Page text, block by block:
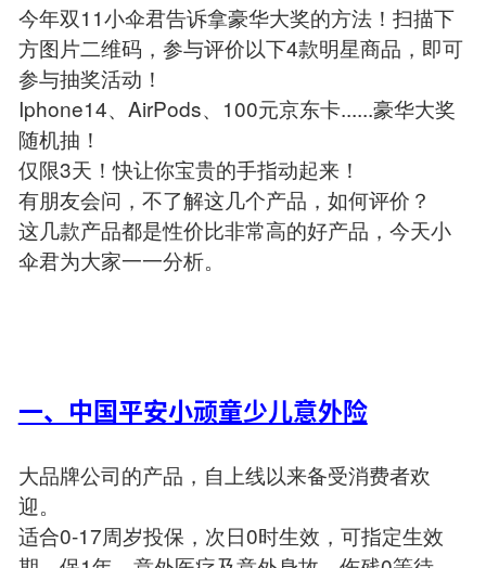
今年双11小伞君告诉拿豪华大奖的方法！扫描下
方图片二维码，参与评价以下4款明星商品，即可
参与抽奖活动！
Iphone14、AirPods、100元京东卡......豪华大奖
随机抽！
仅限3天！快让你宝贵的手指动起来！
有朋友会问，不了解这几个产品，如何评价？
这几款产品都是性价比非常高的好产品，今天小
伞君为大家一一分析。
一、中国平安小顽童少儿意外险
大品牌公司的产品，自上线以来备受消费者欢
迎。
适合0-17周岁投保，次日0时生效，可指定生效